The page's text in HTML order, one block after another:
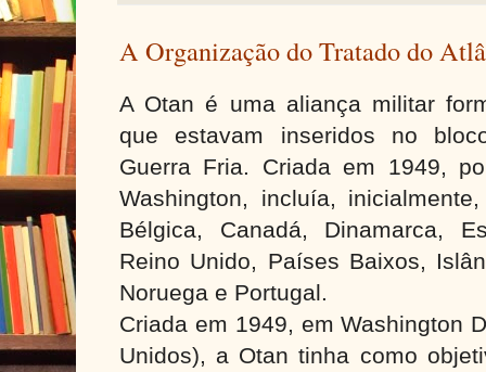
A Organização do Tratado do
A Otan é uma aliança militar
que estavam inseridos no
Guerra Fria. Criada em 1949,
Washington, incluía,
Bélgica, Canadá, Dinamarca,
Reino Unido, Países Baixos,
Noruega e Portugal.
Criada em 1949, em Washington
Unidos), a Otan tinha como